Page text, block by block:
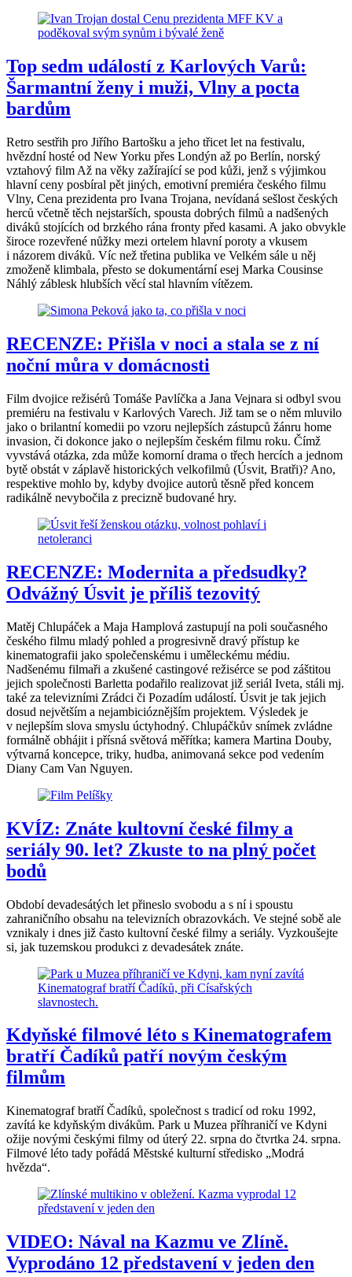
Top sedm událostí z Karlových Varů:
Šarmantní ženy i muži, Vlny a pocta
bardům
Retro sestřih pro Jiřího Bartošku a jeho třicet let na festivalu,
hvězdní hosté od New Yorku přes Londýn až po Berlín, norský
vztahový film Až na věky zažírající se pod kůži, jenž s výjimkou
hlavní ceny posbíral pět jiných, emotivní premiéra českého filmu
Vlny, Cena prezidenta pro Ivana Trojana, nevídaná sešlost českých
herců včetně těch nejstarších, spousta dobrých filmů a nadšených
diváků stojících od brzkého rána fronty před kasami. A jako obvykle
široce rozevřené nůžky mezi ortelem hlavní poroty a vkusem
i názorem diváků. Víc než třetina publika ve Velkém sále u něj
zmoženě klimbala, přesto se dokumentární esej Marka Cousinse
Náhlý záblesk hlubších věcí stal hlavním vítězem.
RECENZE: Přišla v noci a stala se z ní
noční můra v domácnosti
Film dvojice režisérů Tomáše Pavlíčka a Jana Vejnara si odbyl svou
premiéru na festivalu v Karlových Varech. Již tam se o něm mluvilo
jako o brilantní komedii po vzoru nejlepších zástupců žánru home
invasion, či dokonce jako o nejlepším českém filmu roku. Čímž
vyvstává otázka, zda může komorní drama o třech hercích a jednom
bytě obstát v záplavě historických velkofilmů (Úsvit, Bratři)? Ano,
respektive mohlo by, kdyby dvojice autorů těsně před koncem
radikálně nevybočila z precizně budované hry.
RECENZE: Modernita a předsudky?
Odvážný Úsvit je příliš tezovitý
Matěj Chlupáček a Maja Hamplová zastupují na poli současného
českého filmu mladý pohled a progresivně dravý přístup ke
kinematografii jako společenskému i uměleckému médiu.
Nadšenému filmaři a zkušené castingové režisérce se pod záštitou
jejich společnosti Barletta podařilo realizovat již seriál Iveta, stáli mj.
také za televizními Zrádci či Pozadím událostí. Úsvit je tak jejich
dosud největším a nejambicióznějším projektem. Výsledek je
v nejlepším slova smyslu úctyhodný. Chlupáčkův snímek zvládne
formálně obhájit i přísná světová měřítka; kamera Martina Douby,
výtvarná koncepce, triky, hudba, animovaná sekce pod vedením
Diany Cam Van Nguyen.
KVÍZ: Znáte kultovní české filmy a
seriály 90. let? Zkuste to na plný počet
bodů
Období devadesátých let přineslo svobodu a s ní i spoustu
zahraničního obsahu na televizních obrazovkách. Ve stejné sobě ale
vznikaly i dnes již často kultovní české filmy a seriály. Vyzkoušejte
si, jak tuzemskou produkci z devadesátek znáte.
Kdyňské filmové léto s Kinematografem
bratří Čadíků patří novým českým
filmům
Kinematograf bratří Čadíků, společnost s tradicí od roku 1992,
zavítá ke kdyňským divákům. Park u Muzea příhraničí ve Kdyni
ožije novými českými filmy od úterý 22. srpna do čtvrtka 24. srpna.
Filmové léto tady pořádá Městské kulturní středisko „Modrá
hvězda“.
VIDEO: Nával na Kazmu ve Zlíně.
Vyprodáno 12 představení v jeden den